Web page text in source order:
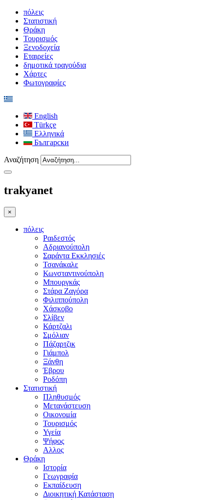
πόλεις
Στατιστική
Θράκη
Τουρισμός
Ξενοδοχεία
Εταιρείες
δημοτικά τραγούδια
Χάρτες
Φωτογραφίες
English
Türkçe
Ελληνικά
Български
Αναζήτηση
trakyanet
×
πόλεις
Ραιδεστός
Αδριανούπολη
Σαράντα Εκκλησιές
Τσανάκαλε
Κωνσταντινούπολη
Μπουργκάς
Στάρα Ζαγόρα
Φιλιππούπολη
Χάσκοβο
Σλίβεν
Κάρτζαλι
Σμόλιαν
Πάζαρτζικ
Γιάμπολ
Ξάνθη
Έβρου
Ροδόπη
Στατιστική
Πληθυσμός
Μετανάστευση
Οικονομία
Τουρισμός
Υγεία
Ψήφος
Αλλος
Θράκη
Ιστορία
Γεωγραφία
Εκπαίδευση
Διοικητική Κατάσταση